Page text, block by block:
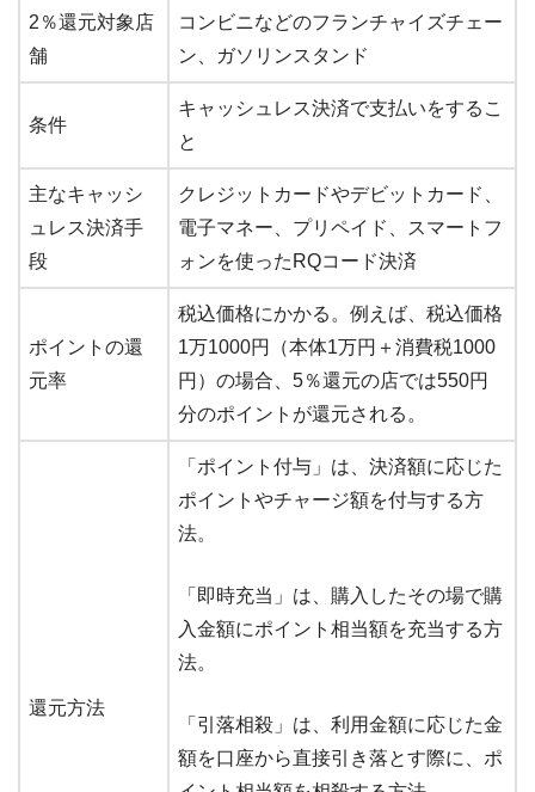
2％還元対象店
舗
コンビニなどのフランチャイズチェー
ン、ガソリンスタンド
条件
キャッシュレス決済で支払いをするこ
と
主なキャッシ
ュレス決済手
段
クレジットカードやデビットカード、
電子マネー、プリペイド、スマートフ
ォンを使ったRQコード決済
ポイントの還
元率
税込価格にかかる。例えば、税込価格
1万1000円（本体1万円＋消費税1000
円）の場合、5％還元の店では550円
分のポイントが還元される。
還元方法
「ポイント付与」は、決済額に応じた
ポイントやチャージ額を付与する方
法。
「即時充当」は、購入したその場で購
入金額にポイント相当額を充当する方
法。
「引落相殺」は、利用金額に応じた金
額を口座から直接引き落とす際に、ポ